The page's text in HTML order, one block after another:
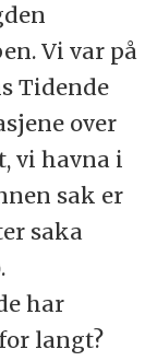
Vi var på
Tidende
over
vi havna i
sak er
saka
har
langt?